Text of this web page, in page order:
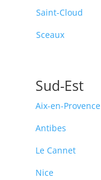
Saint-Cloud
Sceaux
Sud-Est
Aix-en-Provence
Antibes
Le Cannet
Nice